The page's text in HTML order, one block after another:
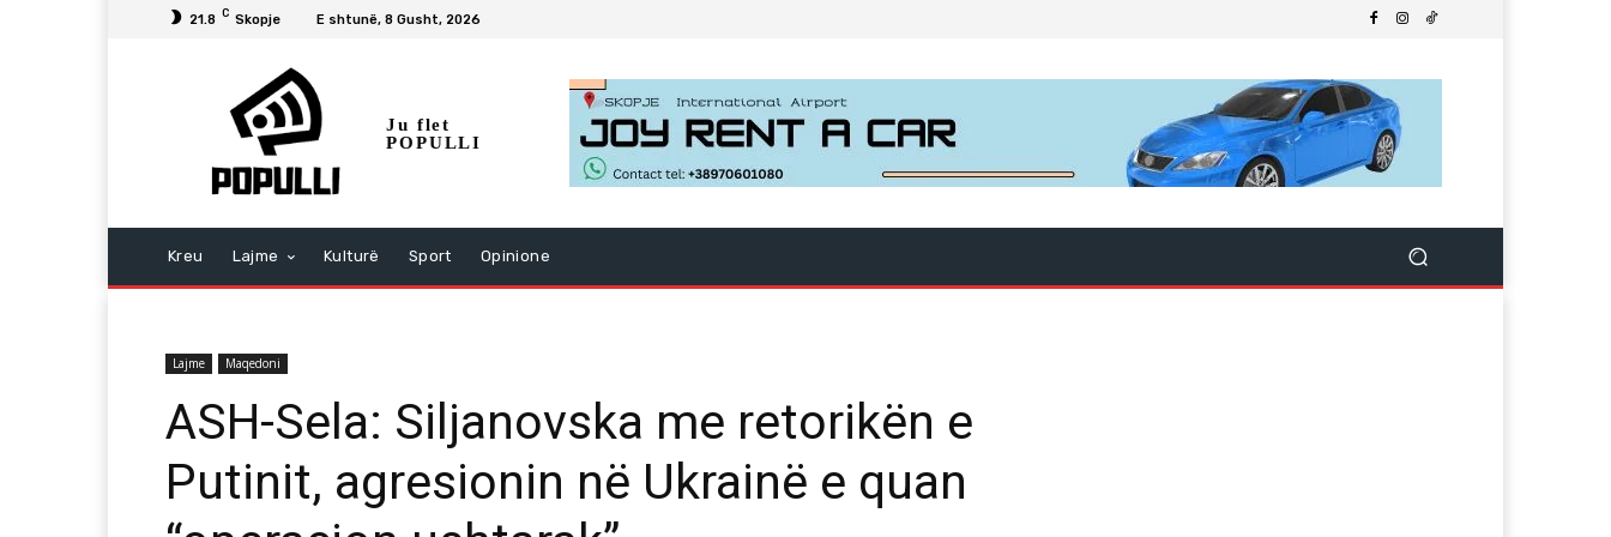
21.8 C Skopje E shtunë, 8 Gusht, 2026
Ju flet
POPULLI
Kreu Lajme Kulturë Sport Opinione
Lajme Maqedoni
ASH-Sela: Siljanovska me retorikën e
Putinit, agresionin në Ukrainë e quan